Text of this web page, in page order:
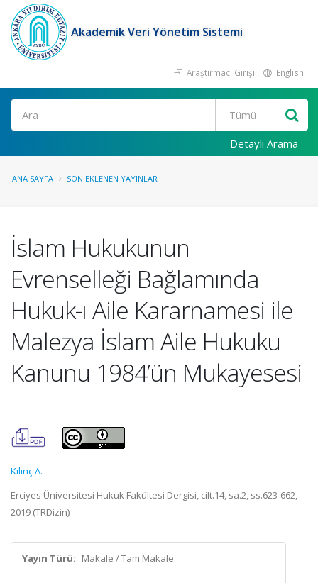
Akademik Veri Yönetim Sistemi
Araştırmacı Girişi English
Ara
Detaylı Arama
ANA SAYFA SON EKLENEN YAYINLAR
İslam Hukukunun
Evrenselleği Bağlamında
Hukuk-ı Aile Kararnamesi ile
Malezya İslam Aile Hukuku
Kanunu 1984’ün Mukayesesi
Kılınç A.
Erciyes Üniversitesi Hukuk Fakültesi Dergisi, cilt.14, sa.2, ss.623-662,
2019 (TRDizin)
Yayın Türü: Makale / Tam Makale